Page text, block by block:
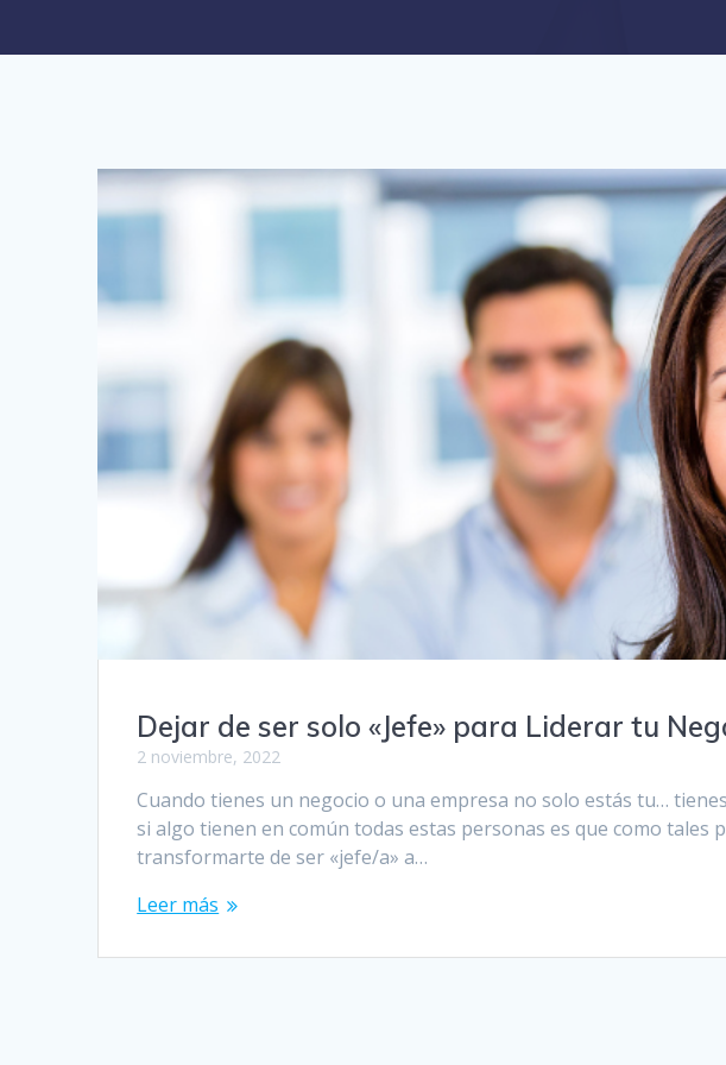
Dejar de ser solo «Jefe» para Liderar tu
2 noviembre, 2022
Cuando tienes un negocio o una empresa no solo estás tu…
si algo tienen en común todas estas personas es que como
transformarte de ser «jefe/a» a…
Leer más